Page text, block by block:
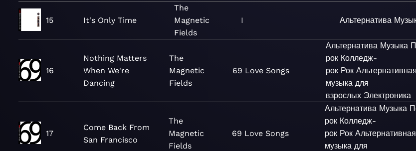
15 It's Only Time
The
Magnetic
Fields
I Альтернатива
16
Nothing Matters
When We're
Dancing
The
Magnetic
Fields
69 Love Songs
Альтернатива Музыка
рок Колледж-
рок Рок Альтернативная
музыка для
взрослых Электроника
17
Come Back From
San Francisco
The
Magnetic
Fields
69 Love Songs
Альтернатива Музыка
рок Колледж-
рок Рок Альтернативная
музыка для